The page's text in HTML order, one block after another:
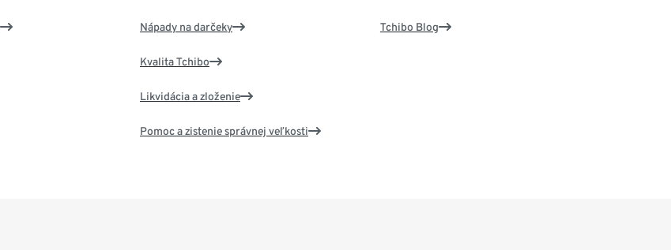
Nápady na darčeky
Kvalita Tchibo
Likvidácia a zloženie
Pomoc a zistenie správnej veľkosti
Tchibo Blog